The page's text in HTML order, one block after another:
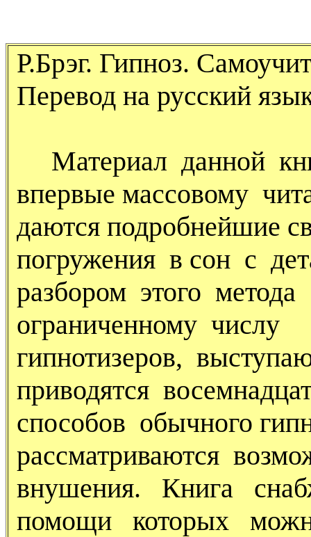
Р.Брэг. Гипноз.
Перевод на русский
Материал данной
впервые массовому
даются подробнейшие
погружения в сон с
разбором этого
ограниченному числу
гипнотизеров,
приводятся
способов обычного
рассматриваются
внушения. Книга
помощи которых